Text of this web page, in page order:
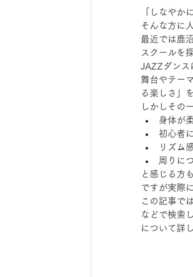
「しなやか
そんな方に
最近では鹿
スクールを
JAZZダンス
舞台やテー
る楽しさ」
しかしその
身体が
初心者
リズム
周りに
と感じる方
ですが実際
この記事で
などで検索
について詳